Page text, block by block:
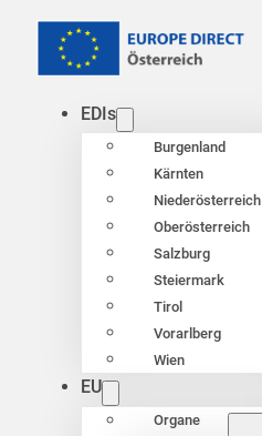
EDIs
Burgenland
Kärnten
Niederösterreich
Oberösterreich
Salzburg
Steiermark
Tirol
Vorarlberg
Wien
EU
Organe